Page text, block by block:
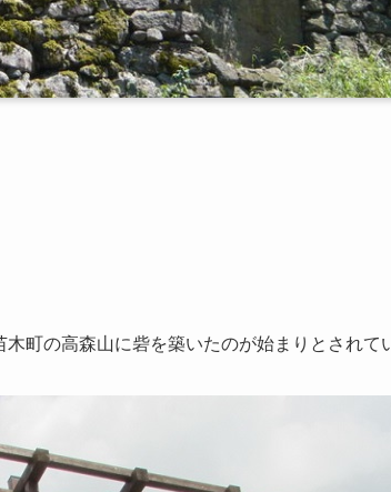
町の高森山に砦を築いたのが始まりとされて